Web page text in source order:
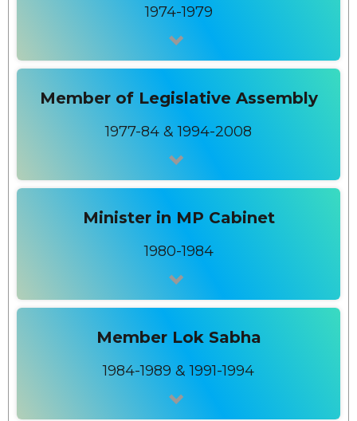
1974-1979
Member of Legislative Assembly
1977-84 & 1994-2008
Minister in MP Cabinet
1980-1984
Member Lok Sabha
1984-1989 & 1991-1994